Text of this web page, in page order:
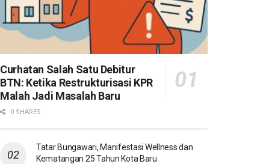
Curhatan Salah Satu Debitur
BTN: Ketika Restrukturisasi KPR
Malah Jadi Masalah Baru
0 SHARES
Tatar Bungawari, Manifestasi Wellness dan
Kematangan 25 Tahun Kota Baru